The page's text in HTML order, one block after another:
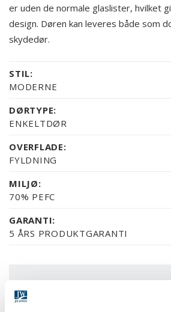
er uden de normale glaslister, hvilket
design. Døren kan leveres både som
skydedør.
STIL:
MODERNE
DØRTYPE:
ENKELTDØR
OVERFLADE:
FYLDNING
MILJØ:
70% PEFC
GARANTI:
5 ÅRS PRODUKTGARANTI
NCS S0502-Y